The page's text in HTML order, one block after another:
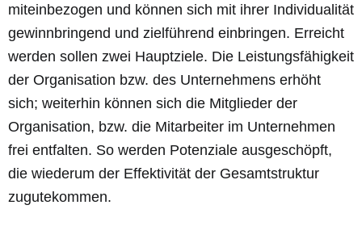
miteinbezogen und können sich mit ihrer Individualität
gewinnbringend und zielführend einbringen. Erreicht
werden sollen zwei Hauptziele. Die Leistungsfähigkeit
der Organisation bzw. des Unternehmens erhöht
sich; weiterhin können sich die Mitglieder der
Organisation, bzw. die Mitarbeiter im Unternehmen
frei entfalten. So werden Potenziale ausgeschöpft,
die wiederum der Effektivität der Gesamtstruktur
zugutekommen.